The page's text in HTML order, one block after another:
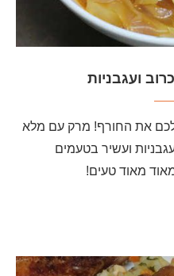
ועגבניות
את החורף! מרק עם מלא
ועשיר בטעמים
מאוד טעים!